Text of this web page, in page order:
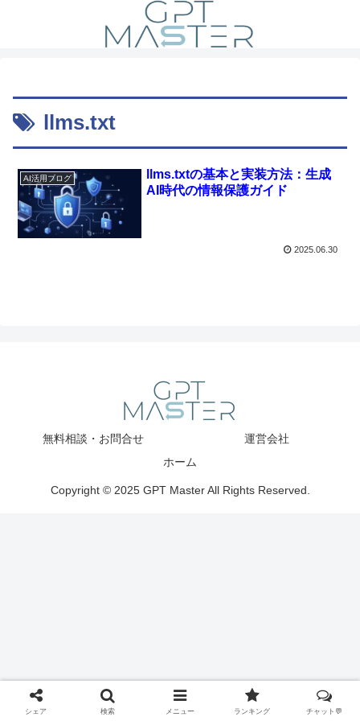
llms.txt
AI活用ブログ
llms.txtの基本と実装方法：生成
AI時代の情報保護ガイド
2025.06.30
無料相談・お問合せ
運営会社
ホーム
Copyright © 2025 GPT Master All Rights Reserved.
シェア 検索 メニュー ランキング チャット💬